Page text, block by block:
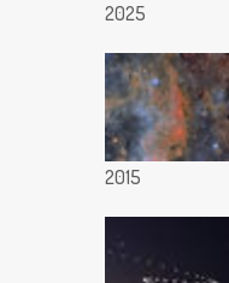
2025
2015